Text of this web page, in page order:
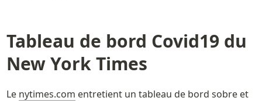
Tableau de bord Covid19 du
New York Times
Le nytimes.com entretient un tableau de bord sobre et